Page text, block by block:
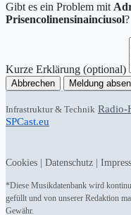
Gibt es ein Problem mit
Prisencolinensinainciusol?
Kurze Erklärung (optional)
Abbrechen Meldung
Infrastruktur & Technik Radio-
SPCast.eu
Cookies Datenschutz
*Diese Musikdatenbank wird
gefüllt und von unserer Redaktion
Gewähr.